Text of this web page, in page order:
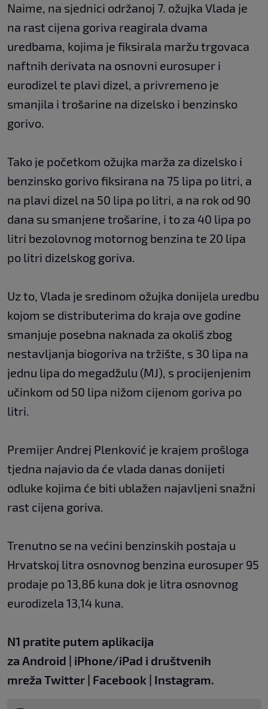
Naime, na sjednici održanoj 7. ožujka Vlada je
na rast cijena goriva reagirala dvama
uredbama, kojima je fiksirala maržu trgovaca
naftnih derivata na osnovni eurosuper i
eurodizel te plavi dizel, a privremeno je
smanjila i trošarine na dizelsko i benzinsko
gorivo.
Tako je početkom ožujka marža za dizelsko i
benzinsko gorivo fiksirana na 75 lipa po litri, a
na plavi dizel na 50 lipa po litri, a na rok od 90
dana su smanjene trošarine, i to za 40 lipa po
litri bezolovnog motornog benzina te 20 lipa
po litri dizelskog goriva.
Uz to, Vlada je sredinom ožujka donijela uredbu
kojom se distributerima do kraja ove godine
smanjuje posebna naknada za okoliš zbog
nestavljanja biogoriva na tržište, s 30 lipa na
jednu lipa do megadžulu (MJ), s procijenjenim
učinkom od 50 lipa nižom cijenom goriva po
litri.
Premijer Andrej Plenković je krajem prošloga
tjedna najavio da će vlada danas donijeti
odluke kojima će biti ublažen najavljeni snažni
rast cijena goriva.
Trenutno se na većini benzinskih postaja u
Hrvatskoj litra osnovnog benzina eurosuper 95
prodaje po 13,86 kuna dok je litra osnovnog
eurodizela 13,14 kuna.
N1 pratite putem aplikacija
za Android | iPhone/iPad i društvenih
mreža Twitter | Facebook | Instagram.